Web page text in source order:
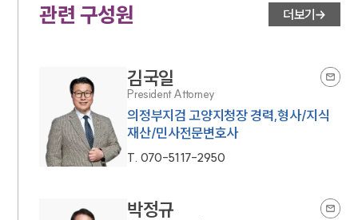
관련 구성원 더보기
김국일
President Attorney
의정부지검 고양지청장 경력,형사/지식
재산/민사전문변호사
T. 070-5117-2950
박정규